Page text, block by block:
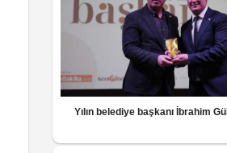
Yılın belediye başkanı İbrahim Gül